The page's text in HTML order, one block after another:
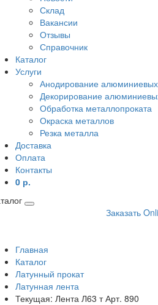
Склад
Вакансии
Отзывы
Справочник
Каталог
Услуги
Анодирование
Декорирование
Обработка металлопроката
Окраска металлов
Резка металла
Доставка
Оплата
Контакты
0 р.
Заказать
Главная
Каталог
Латунный прокат
Латунная лента
Текущая: Лента Л63 т Арт. 890